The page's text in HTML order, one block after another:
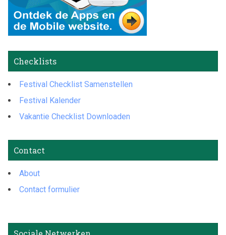
Checklists
Festival Checklist Samenstellen
Festival Kalender
Vakantie Checklist Downloaden
Contact
About
Contact formulier